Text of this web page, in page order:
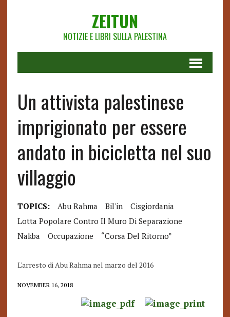
ZEITUN
NOTIZIE E LIBRI SULLA PALESTINA
Un attivista palestinese
imprigionato per essere
andato in bicicletta nel suo
villaggio
TOPICS: Abu Rahma Bil'in
Cisgiordania
Lotta Popolare Contro Il Muro Di Separazione
Nakba
Occupazione “corsa Del Ritorno”
L'arresto di Abu Rahma nel marzo del 2016
NOVEMBER 16, 2018